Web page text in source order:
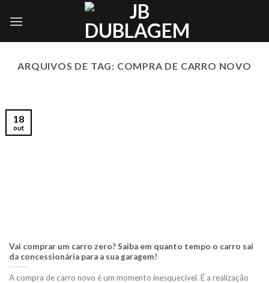
ARQUIVOS DE TAG: COMPRA DE CARRO NOVO
Vai comprar um carro zero? Saiba em quanto tempo o carro sai
da concessionária para a sua garagem!
A compra de carro novo é um momento inesquecível. É a realização
18
out